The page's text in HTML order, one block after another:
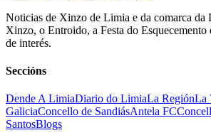
Noticias de Xinzo de Limia e da comarca da
Xinzo, o Entroido, a Festa do Esquecemento
de interés.
Seccións
Dende A LimiaDiario do LimiaLa RegiónLa
GaliciaConcello de SandiásAntela FC
SantosBlogs